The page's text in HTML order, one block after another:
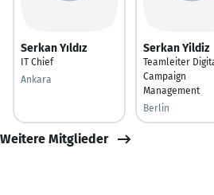
Serkan Yıldız
IT Chief
Ankara
Serkan Yildiz
Teamleiter
Campaign
Management
Berlin
Weitere Mitglieder